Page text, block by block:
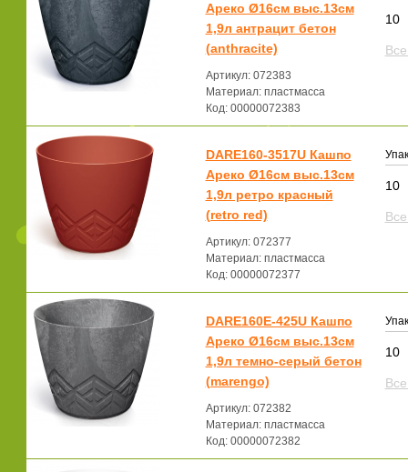
Ареко Ø16см выс.13см
1,9л антрацит бетон
(anthracite)
Артикул: 072383
Материал: пластмасса
Код: 00000072383
10
DARE160-3517U Кашпо
Ареко Ø16см выс.13см
1,9л ретро красный
(retro red)
Артикул: 072377
Материал: пластмасса
Код: 00000072377
10
DARE160E-425U Кашпо
Ареко Ø16см выс.13см
1,9л темно-серый бетон
(marengo)
Артикул: 072382
Материал: пластмасса
Код: 00000072382
10